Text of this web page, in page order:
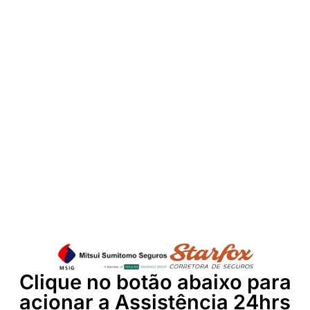
Clique no botão abaixo para
acionar a Assistência 24hrs